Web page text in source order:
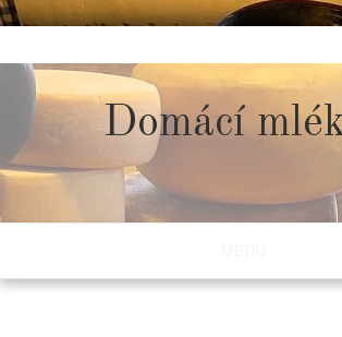
to
content
Domácí